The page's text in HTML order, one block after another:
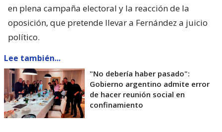
en plena campaña electoral y la reacción de la
oposición, que pretende llevar a Fernández a juicio
político.
Lee también...
"No debería haber pasado":
Gobierno argentino admite error
de hacer reunión social en
confinamiento